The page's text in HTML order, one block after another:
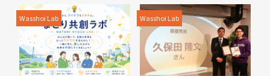
Wasshoi Lab Wasshoi Lab